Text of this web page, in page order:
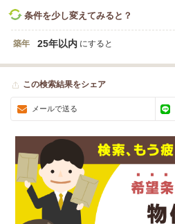
条件を少し変えてみると？
築年 25年以内 にすると
この検索結果をシェア
メールで送る